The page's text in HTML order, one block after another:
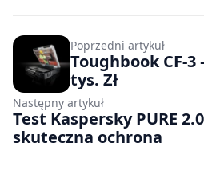
Poprzedni artykuł
Toughbook CF-3
tys. Zł
Następny artykuł
Test Kaspersky PURE
skuteczna ochrona